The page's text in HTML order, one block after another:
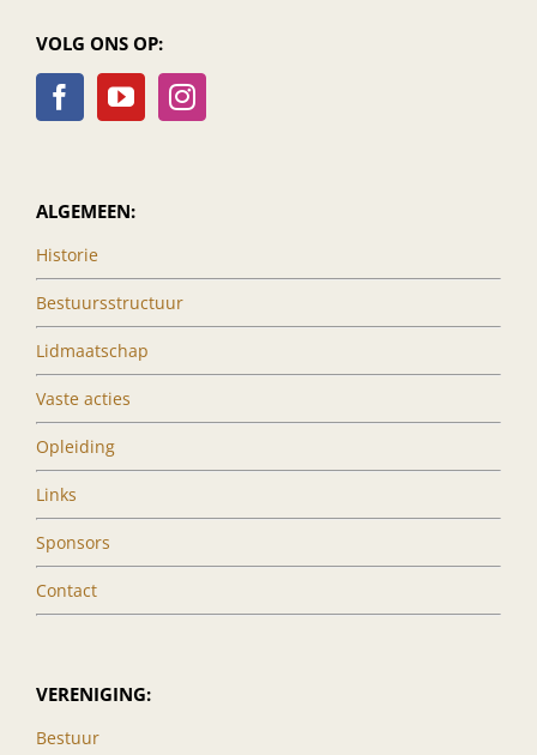
VOLG ONS OP:
ALGEMEEN:
Historie
Bestuursstructuur
Lidmaatschap
Vaste acties
Opleiding
Links
Sponsors
Contact
VERENIGING:
Bestuur